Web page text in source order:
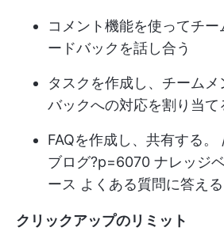
コメント機能を使ってチー
ードバックを話し合う
タスクを作成し、チーム
バックへの対応を割り当て
FAQを作成し、共有する
ブログ?p=6070 ナレッジ
ース よくある質問に答える
クリックアップのリミット